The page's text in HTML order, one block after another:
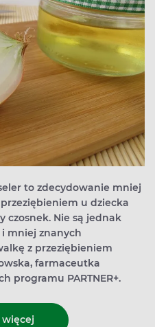
to zdecydowanie mniej
u dziecka
czosnek. Nie są jednak
mniej znanych
z przeziębieniem
farmaceutka
programu PARTNER+.
więcej